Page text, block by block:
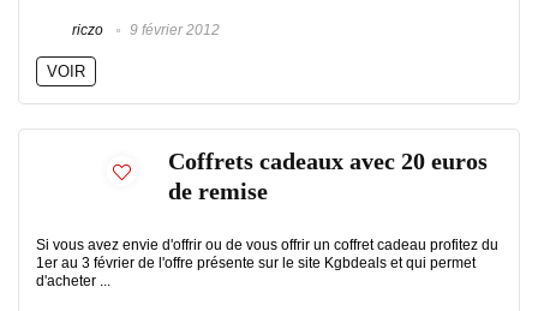
riczo 9 février 2012
VOIR
Coffrets cadeaux avec 20 euros
de remise
Si vous avez envie d'offrir ou de vous offrir un coffret cadeau profitez du
1er au 3 février de l'offre présente sur le site Kgbdeals et qui permet
d'acheter ...